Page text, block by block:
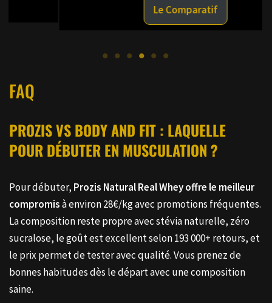
Le Comparatif
FAQ
PROZIS VS BODY AND FIT : LAQUELLE
POUR DÉBUTER EN MUSCULATION ?
Pour débuter, Prozis Natural Real Whey offre le meilleur
compromis à environ 28€/kg avec promotions fréquentes.
La composition reste propre avec stévia naturelle, zéro
sucralose, le goût est excellent selon 193 000+ retours, et
le prix permet de tester avec qualité. Vous prenez de
bonnes habitudes dès le départ avec une composition
saine.